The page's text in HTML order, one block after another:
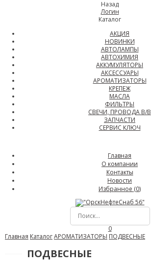
Назад
Логин
Каталог
АКЦИЯ
НОВИНКИ
АВТОЛАМПЫ
АВТОХИМИЯ
АККУМУЛЯТОРЫ
АКСЕССУАРЫ
АРОМАТИЗАТОРЫ
КРЕПЕЖ
МАСЛА
ФИЛЬТРЫ
СВЕЧИ, ПРОВОДА В/В
ЗАПЧАСТИ
СЕРВИС КЛЮЧ
Главная
О компании
Контакты
Новости
Избранное (0)
0
Главная КаталогАРОМАТИЗАТОРЫ ПОДВЕСНЫЕ
ПОДВЕСНЫЕ